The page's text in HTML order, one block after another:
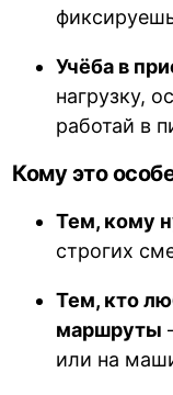
Учёба в
нагрузку,
работай в
Кому это
Тем, кому
строгих
Тем, кто
маршруты
или на